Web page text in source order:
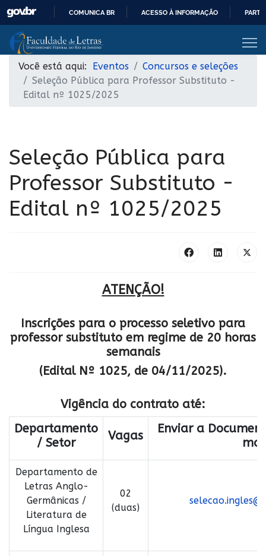
O
COMUNICA BR ACESSO À INFORMAÇÃO
Você está aqui: Eventos
Concursos e seleções
Seleção Pública para Professor Substituto -
Edital nº 1025/2025
Seleção Pública para
Professor Substituto -
Edital nº 1025/2025
ATENÇÃO!
Inscrições para o processo seletivo para
professor substituto em regime de 20 horas
semanais
(Edital Nº 1025, de 04/11/2025).
Vigência do contrato até:
Departamento
/ Setor
Vagas
Enviar a
Departamento de
Letras Anglo-
Germânicas /
Literatura de
Língua Inglesa
02
(duas)